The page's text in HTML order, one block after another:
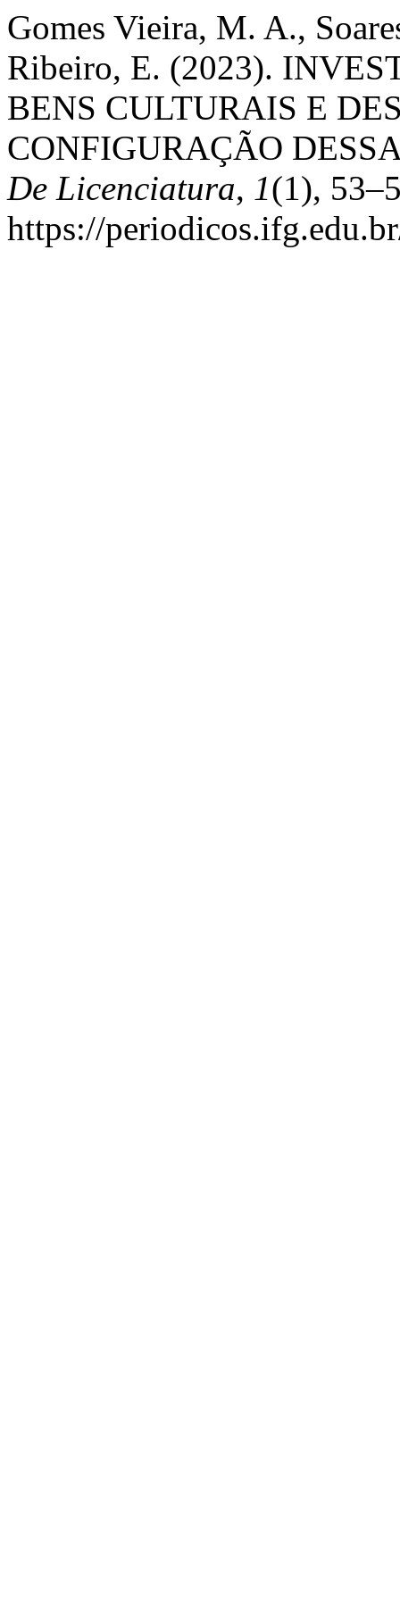
Gomes Vieira, M. A.,
Ribeiro, E. (2023).
BENS CULTURAIS E
CONFIGURAÇÃO
De Licenciatura, 1(1),
https://